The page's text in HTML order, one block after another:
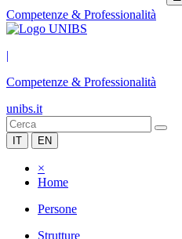
Competenze & Professionalità
|
Competenze & Professionalità
unibs.it
IT EN
×
Home
Persone
Strutture